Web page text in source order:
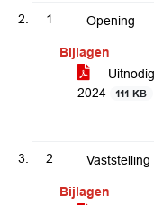
1 Opening
Bijlagen
2024
111 KB
2
Bijlagen